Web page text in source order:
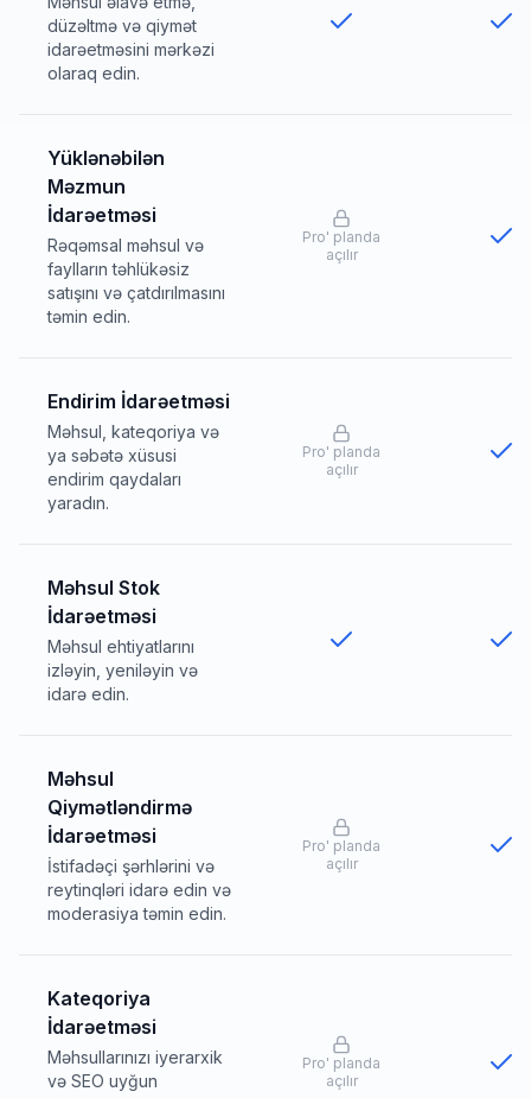
düzəltmə və qiymət
idarəetməsini mərkəzi
olaraq edin.
Yüklənəbilən
Məzmun
İdarəetməsi
Rəqəmsal məhsul və
faylların təhlükəsiz
satışını və çatdırılmasını
təmin edin.
Pro' planda
açılır
Endirim İdarəetməsi
Məhsul, kateqoriya və
ya səbətə xüsusi
endirim qaydaları
yaradın.
Pro' planda
açılır
Məhsul Stok
İdarəetməsi
Məhsul ehtiyatlarını
izləyin, yeniləyin və
idarə edin.
Məhsul
Qiymətləndirmə
İdarəetməsi
İstifadəçi şərhlərini və
reytinqləri idarə edin və
moderasiya təmin edin.
Pro' planda
açılır
Kateqoriya
İdarəetməsi
Məhsullarınızı iyerarxik
və SEO uyğun
Pro' planda
açılır